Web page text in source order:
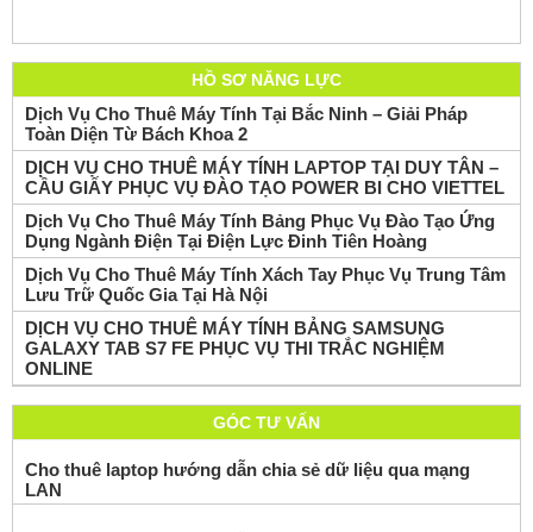
HỒ SƠ NĂNG LỰC
Dịch Vụ Cho Thuê Máy Tính Tại Bắc Ninh – Giải Pháp
Toàn Diện Từ Bách Khoa 2
DỊCH VỤ CHO THUÊ MÁY TÍNH LAPTOP TẠI DUY TÂN –
CẦU GIẤY PHỤC VỤ ĐÀO TẠO POWER BI CHO VIETTEL
Dịch Vụ Cho Thuê Máy Tính Bảng Phục Vụ Đào Tạo Ứng
Dụng Ngành Điện Tại Điện Lực Đinh Tiên Hoàng
Dịch Vụ Cho Thuê Máy Tính Xách Tay Phục Vụ Trung Tâm
Lưu Trữ Quốc Gia Tại Hà Nội
DỊCH VỤ CHO THUÊ MÁY TÍNH BẢNG SAMSUNG
GALAXY TAB S7 FE PHỤC VỤ THI TRẮC NGHIỆM
ONLINE
GÓC TƯ VẤN
Cho thuê laptop hướng dẫn chia sẻ dữ liệu qua mạng
LAN